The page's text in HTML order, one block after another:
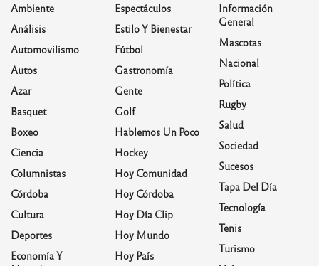
Ambiente
Análisis
Automovilismo
Autos
Azar
Basquet
Boxeo
Ciencia
Columnistas
Córdoba
Cultura
Deportes
Economía Y
Espectáculos
Estilo Y Bienestar
Fútbol
Gastronomía
Gente
Golf
Hablemos Un Poco
Hockey
Hoy Comunidad
Hoy Córdoba
Hoy Día Clip
Hoy Mundo
Hoy País
Información
General
Mascotas
Nacional
Política
Rugby
Salud
Sociedad
Sucesos
Tapa Del Día
Tecnología
Tenis
Turismo